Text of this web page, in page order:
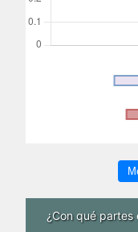
¿Con qué partes